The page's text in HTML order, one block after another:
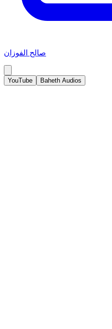
صالح الفوزان
YouTube Baheth Audios